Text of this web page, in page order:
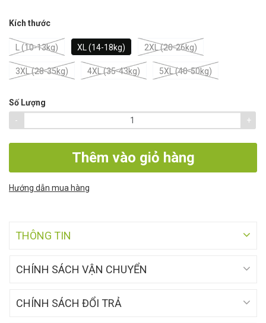
Kích thước
L (10-13kg) XL (14-18kg) 2XL (20-26kg)
3XL (28-35kg) 4XL (35-43kg) 5XL (40-50kg)
Số Lượng
-
+
Thêm vào giỏ hàng
Hướng dẫn mua hàng
THÔNG TIN
CHÍNH SÁCH VẬN CHUYỂN
CHÍNH SÁCH ĐỔI TRẢ